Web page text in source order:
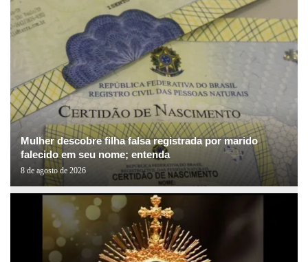
Mulher descobre filha falsa registrada por marido
falecido em seu nome; entenda
8 de agosto de 2026